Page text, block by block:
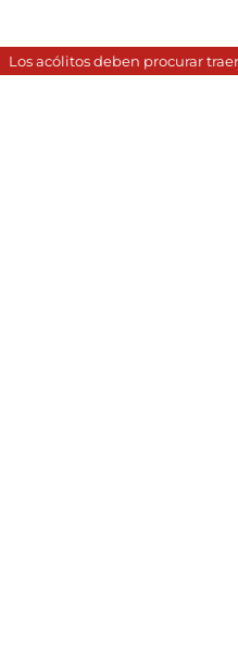
Los acólitos deben procurar